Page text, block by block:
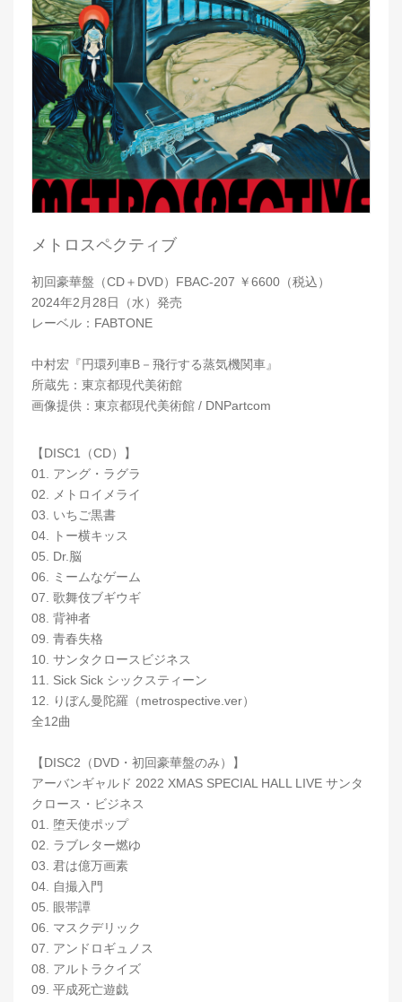
メトロスペクティブ
初回豪華盤（CD＋DVD）FBAC-207 ￥6600（税込）
2024年2月28日（水）発売
レーベル：FABTONE
中村宏『円環列車B－飛行する蒸気機関車』
所蔵先：東京都現代美術館
画像提供：東京都現代美術館 / DNPartcom
【DISC1（CD）】
01. アング・ラグラ
02. メトロイメライ
03. いちご黒書
04. トー横キッス
05. Dr.脳
06. ミームなゲーム
07. 歌舞伎ブギウギ
08. 背神者
09. 青春失格
10. サンタクロースビジネス
11. Sick Sick シックスティーン
12. りぼん曼陀羅（metrospective.ver）
全12曲
【DISC2（DVD・初回豪華盤のみ）】
アーバンギャルド 2022 XMAS SPECIAL HALL LIVE サンタ
クロース・ビジネス
01. 堕天使ポップ
02. ラブレター燃ゆ
03. 君は億万画素
04. 自撮入門
05. 眼帯譚
06. マスクデリック
07. アンドロギュノス
08. アルトラクイズ
09. 平成死亡遊戯